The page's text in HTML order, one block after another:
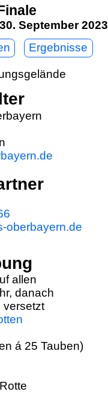
September 2023
Ergebnisse
oberbayern.de
allen
danach
versetzt
á 25 Tauben)